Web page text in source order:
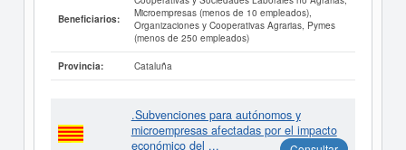
Beneficiarios:
Microempresas (menos de 10 empleados),
Organizaciones y Cooperativas Agrarias, Pymes
(menos de 250 empleados)
Provincia: Cataluña
.Subvenciones para autónomos y
microempresas afectadas por el impacto
económico del ...